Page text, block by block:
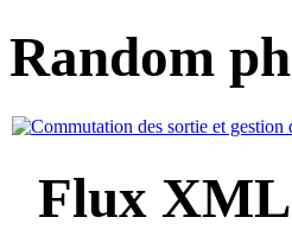
Random
Flux XML